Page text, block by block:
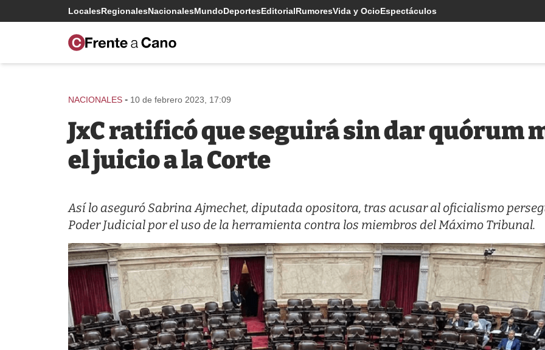
LocalesRegionalesNacionalesMundoDeportesEditorialRumoresVida y OcioEspectáculos
NACIONALES - 10 de febrero 2023, 17:09
JxC ratificó que seguirá sin dar quórum
el juicio a la Corte
Así lo aseguró Sabrina Ajmechet, diputada opositora, tras acusar al oficialismo
Poder Judicial por el uso de la herramienta contra los miembros del Máximo Tribunal.